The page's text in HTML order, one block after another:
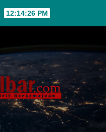
12:14:27 PM